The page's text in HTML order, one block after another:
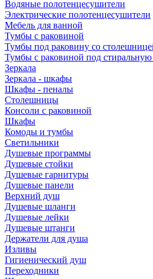
Водяные полотенцесушители
Электрические полотенцесушители
Мебель для ванной
Тумбы с раковиной
Тумбы под раковину со
Тумбы с раковиной под
Зеркала
Зеркала - шкафы
Шкафы - пеналы
Столешницы
Консоли с раковиной
Шкафы
Комоды и тумбы
Светильники
Душевые программы
Душевые стойки
Душевые гарнитуры
Душевые панели
Верхний душ
Душевые шланги
Душевые лейки
Душевые штанги
Держатели для душа
Изливы
Гигиенический душ
Переходники